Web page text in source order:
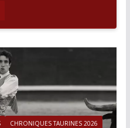
TAURINES 2026